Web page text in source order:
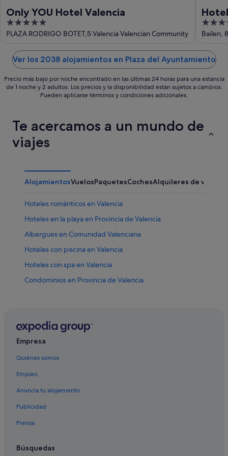
Only YOU Hotel Valencia
5
out
PLAZA RODRIGO BOTET,5 Valencia Valencian Community
4
out
Bailen,
Ver los 2038 alojamientos en Plaza del Ayuntamiento
Precio más bajo por noche encontrado en las últimas 24 horas para una estancia
de 1 noche y 2 adultos. Los precios y la disponibilidad están sujetos a cambios.
Pueden aplicarse términos y condiciones adicionales.
Te acercamos a un mundo de
viajes
AlojamientosVuelosPaquetesCochesAlquileres de
Hoteles románticos en Valencia
Hoteles en la playa en Provincia de Valencia
Albergues en Comunidad Valenciana
Hoteles con piscina en Valencia
Hoteles con spa en Valencia
Condominios en Provincia de Valencia
Pensiones en Valencia
B&B en Valencia
Campings de caravanas en Comunidad Valenciana
Hoteles con spa en Comunidad Valenciana
Hoteles románticos en Provincia de Valencia
Pensiones en Estación de tren de València-Joaquín
Empresa
Quiénes somos
Empleo
Anuncia tu alojamiento
Publicidad
Prensa
Búsquedas